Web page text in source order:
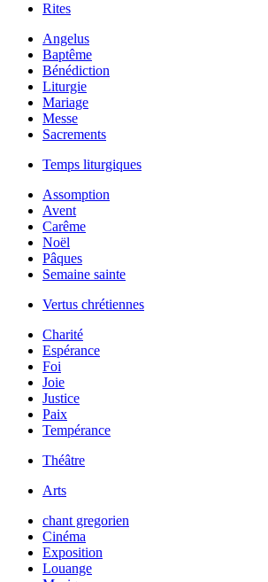
Rites
Angelus
Baptême
Bénédiction
Liturgie
Mariage
Messe
Sacrements
Temps liturgiques
Assomption
Avent
Carême
Noël
Pâques
Semaine sainte
Vertus chrétiennes
Charité
Espérance
Foi
Joie
Justice
Paix
Tempérance
Théâtre
Arts
chant gregorien
Cinéma
Exposition
Louange